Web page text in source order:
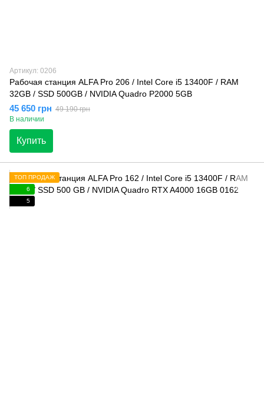
Артикул: 0206
Рабочая станция ALFA Pro 206 / Intel Core i5 13400F / RAM
32GB / SSD 500GB / NVIDIA Quadro P2000 5GB
45 650 грн 49 190 грн
В наличии
Купить
ТОП ПРОДАЖ
6
5